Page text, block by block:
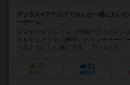
デジタル+アナログでみんな一緒にわい
ーゲーム♪
スマホやタブレット（専用アプリのイン
タルで１人で遊ぶ推理アドベンチャーゲ
べるようにした感じです。 デジタルだ...
75
興味あり
91
経験あり